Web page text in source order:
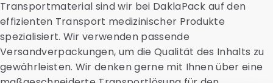
Transportmaterial sind wir bei DaklaPack auf den
effizienten Transport medizinischer Produkte
spezialisiert. Wir verwenden passende
Versandverpackungen, um die Qualität des Inhalts zu
gewährleisten. Wir denken gerne mit Ihnen über eine